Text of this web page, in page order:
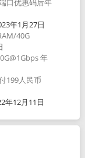
口优惠码后年
年1月27日
40G
年
199人民币
年12月11日